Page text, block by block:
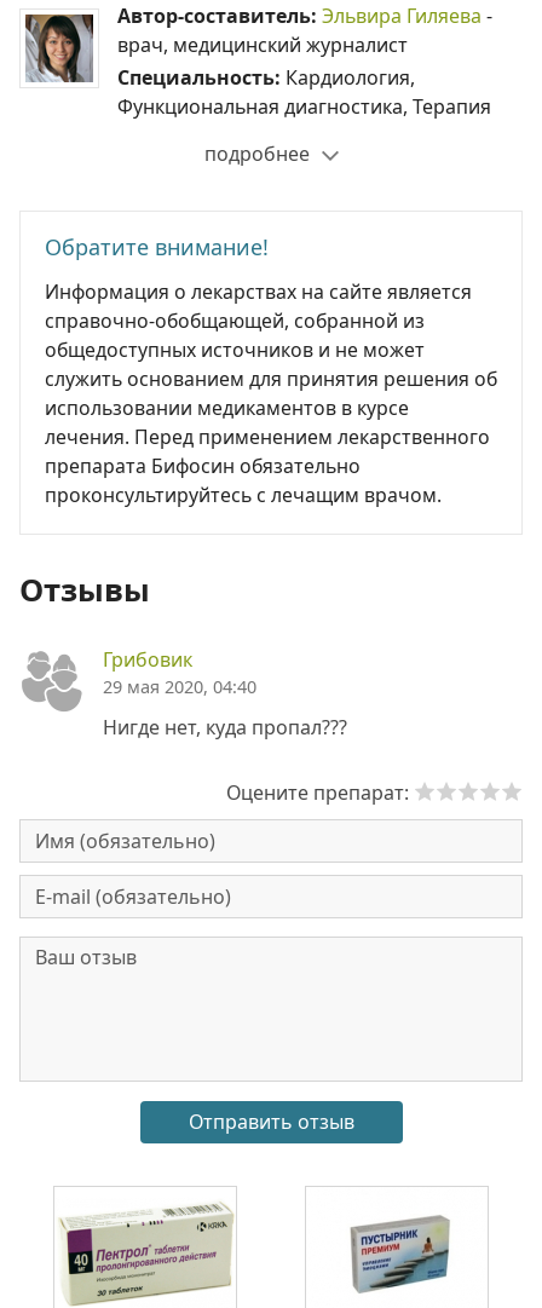
Автор-составитель: Эльвира Гиляева -
врач, медицинский журналист
Специальность: Кардиология,
Функциональная диагностика, Терапия
подробнее
Обратите внимание!
Информация о лекарствах на сайте является
справочно-обобщающей, собранной из
общедоступных источников и не может
служить основанием для принятия решения об
использовании медикаментов в курсе
лечения. Перед применением лекарственного
препарата Бифосин обязательно
проконсультируйтесь с лечащим врачом.
Отзывы
Грибовик
29 мая 2020, 04:40
Нигде нет, куда пропал???
Оцените препарат: